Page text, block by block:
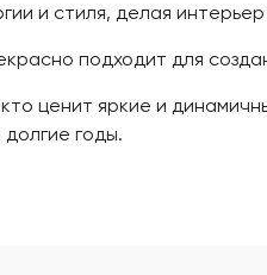
и стиля, делая
подходит для
ценит яркие и
годы.